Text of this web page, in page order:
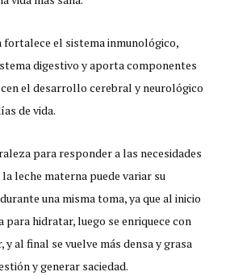
fortalece el sistema inmunológico,
digestivo y aporta componentes
el desarrollo cerebral y neurológico
de vida.
para responder a las necesidades
leche materna puede variar su
una misma toma, ya que al inicio
para hidratar, luego se enriquece con
al final se vuelve más densa y grasa
y generar saciedad.